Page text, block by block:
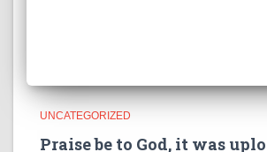
UNCATEGORIZED
Praise be to God, it was